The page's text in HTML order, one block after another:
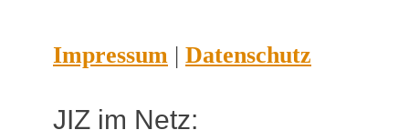
Impressum | Datenschutz
JIZ im Netz: